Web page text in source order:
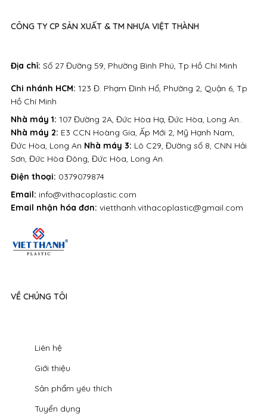
VỀ CHÚNG TÔI
Liên hệ
Giới thiệu
Sản phẩm yêu thích
Tuyển dụng
Địa chỉ: Số 27 Đường 59, Phường Bình Phú, Tp Hồ Chí Minh
Điện thoại: 0379079874
Email: info@vithacoplastic.com
Email nhận hóa đơn: vietthanh.vithacoplastic@gmail.com
CÔNG TY CP SẢN XUẤT & TM NHỰA VIỆT THÀNH
Nhà máy 1: 107 Đường 2A, Đức Hòa Hạ, Đức Hòa, Long An..
Nhà máy 2: E3 CCN Hoàng Gia, Ấp Mới 2, Mỹ Hạnh Nam,
Đức Hòa, Long An Nhà máy 3: Lô C29, Đường số 8, CNN Hải
Sơn, Đức Hòa Đông, Đức Hòa, Long An.
Chi nhánh HCM: 123 Đ. Phạm Đình Hổ, Phường 2, Quận 6, Tp
Hồ Chí Minh